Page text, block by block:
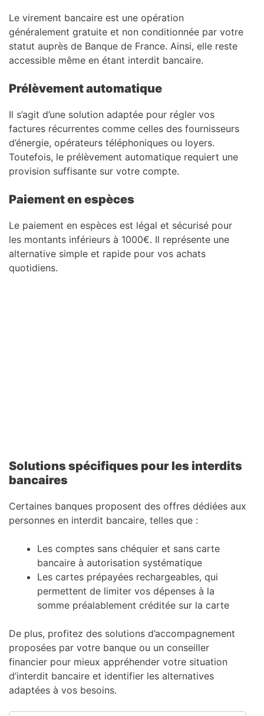
Le virement bancaire est une opération
généralement gratuite et non conditionnée par votre
statut auprès de Banque de France. Ainsi, elle reste
accessible même en étant interdit bancaire.
Prélèvement automatique
Il s’agit d’une solution adaptée pour régler vos
factures récurrentes comme celles des fournisseurs
d’énergie, opérateurs téléphoniques ou loyers.
Toutefois, le prélèvement automatique requiert une
provision suffisante sur votre compte.
Paiement en espèces
Le paiement en espèces est légal et sécurisé pour
les montants inférieurs à 1000€. Il représente une
alternative simple et rapide pour vos achats
quotidiens.
Solutions spécifiques pour les interdits
bancaires
Certaines banques proposent des offres dédiées aux
personnes en interdit bancaire, telles que :
Les comptes sans chéquier et sans carte
bancaire à autorisation systématique
Les cartes prépayées rechargeables, qui
permettent de limiter vos dépenses à la
somme préalablement créditée sur la carte
De plus, profitez des solutions d’accompagnement
proposées par votre banque ou un conseiller
financier pour mieux appréhender votre situation
d’interdit bancaire et identifier les alternatives
adaptées à vos besoins.